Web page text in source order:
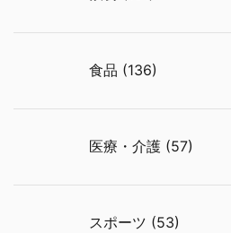
食品 (136)
医療・介護 (57)
スポーツ (53)